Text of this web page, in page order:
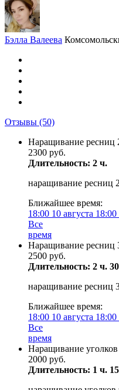
Бэлла Валеева
Отзывы (50)
Наращивание ресниц
2300 руб.
Длительность: 2 ч.
наращивание ресниц
Ближайшее время:
18:00 10 августа 18:00
Все
время
Наращивание ресниц
2500 руб.
Длительность: 2 ч.
наращивание ресниц
Ближайшее время:
18:00 10 августа 18:00
Все
время
Наращивание
2000 руб.
Длительность: 1 ч.